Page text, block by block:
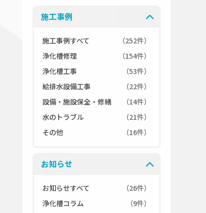
施工事例
施工事例すべて
（252件）
浄化槽修理
（154件）
浄化槽工事
（53件）
給排水設備工事
（22件）
設備・施設保全・修繕
（14件）
水のトラブル
（21件）
その他
（16件）
お知らせ
お知らせすべて
（26件）
浄化槽コラム
（9件）